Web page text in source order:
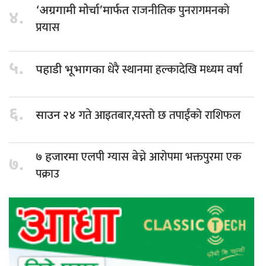
४. ‘अग्रगामी मोर्चा’मार्फतराजनीतिक पुनरागमनको
प्रयास
५. पहाडी भूभागकाधेरै स्थानमा हल्कादेखि मध्यम वर्षा
६. साउन २४गते आइतबार,यस्तो छ तपाईंको राशिफल
७. ७ हजारमाएलपी ग्यास बेच्ने आरोपमा भक्तपुरमा एक
पक्राउ